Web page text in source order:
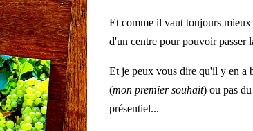
Et comme il vaut toujours mieux
d'un centre pour pouvoir passer
Et je peux vous dire qu'il y en a
(mon premier souhait) ou pas
présentiel...